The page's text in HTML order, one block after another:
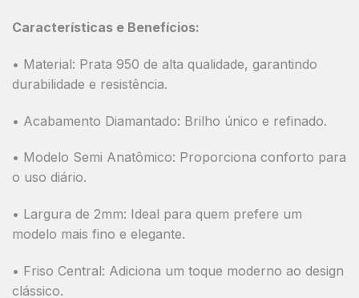
Características e Benefícios:
• Material: Prata 950 de alta qualidade, garantindo
durabilidade e resistência.
• Acabamento Diamantado: Brilho único e refinado.
• Modelo Semi Anatômico: Proporciona conforto para
o uso diário.
• Largura de 2mm: Ideal para quem prefere um
modelo mais fino e elegante.
• Friso Central: Adiciona um toque moderno ao design
clássico.